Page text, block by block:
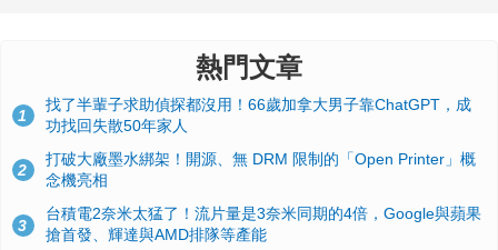
熱門文章
1
找了半輩子求助偵探都沒用！66歲加拿大男子靠ChatGPT，成
功找回失散50年家人
2
打破大廠墨水綁架！開源、無 DRM 限制的「Open Printer」概
念機亮相
3
台積電2奈米太猛了！流片量是3奈米同期的4倍，Google與蘋果
搶首發、輝達與AMD排隊等產能